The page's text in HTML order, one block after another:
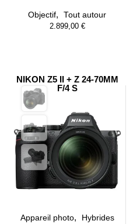
Objectif,
Tout autour
2.899,00 €
NIKON Z5 II + Z 24-70MM
F/4 S
Appareil photo,
Hybrides